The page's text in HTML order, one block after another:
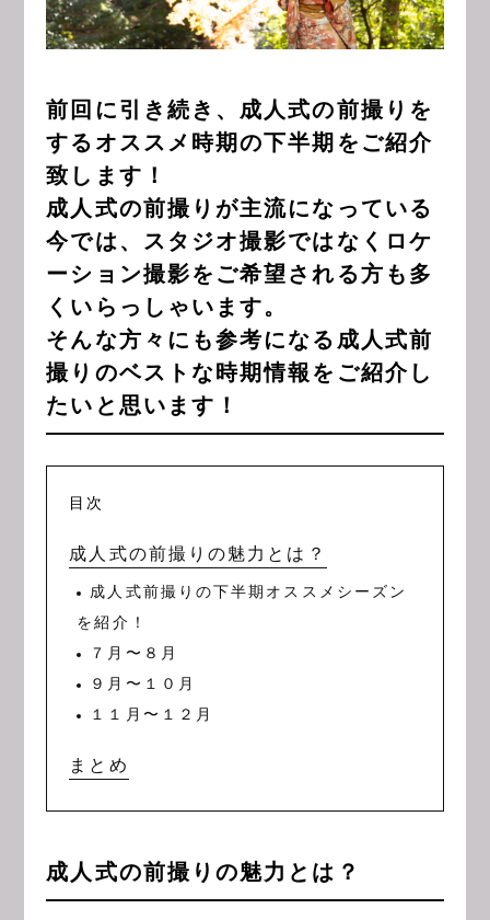
前回に引き続き、成人式の前撮りを
するオススメ時期の下半期をご紹介
致します！
成人式の前撮りが主流になっている
今では、スタジオ撮影ではなくロケ
ーション撮影をご希望される方も多
くいらっしゃいます。
そんな方々にも参考になる成人式前
撮りのベストな時期情報をご紹介し
たいと思います！
目次
成人式の前撮りの魅力とは？
成人式前撮りの下半期オススメシーズン
を紹介！
７月〜８月
９月〜１０月
１１月〜１２月
まとめ
成人式の前撮りの魅力とは？